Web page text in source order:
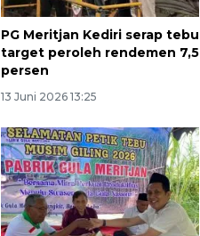
PG Meritjan Kediri serap tebu
target peroleh rendemen 7,5
persen
13 Juni 2026 13:25